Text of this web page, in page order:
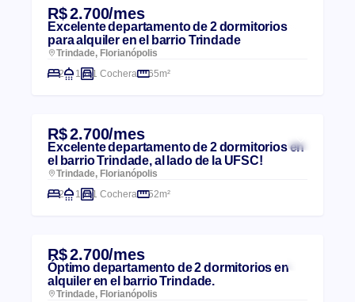
R$ 2.700/mes
Excelente departamento de 2 dormitorios
para alquiler en el barrio Trindade
Trindade, Florianópolis
2
1 1 Cochera 65m²
R$ 2.700/mes
Excelente departamento de 2 dormitorios en
el barrio Trindade, al lado de la UFSC!
Trindade, Florianópolis
2
1 1 Cochera 52m²
R$ 2.700/mes
Óptimo departamento de 2 dormitorios en
alquiler en el barrio Trindade.
Trindade, Florianópolis